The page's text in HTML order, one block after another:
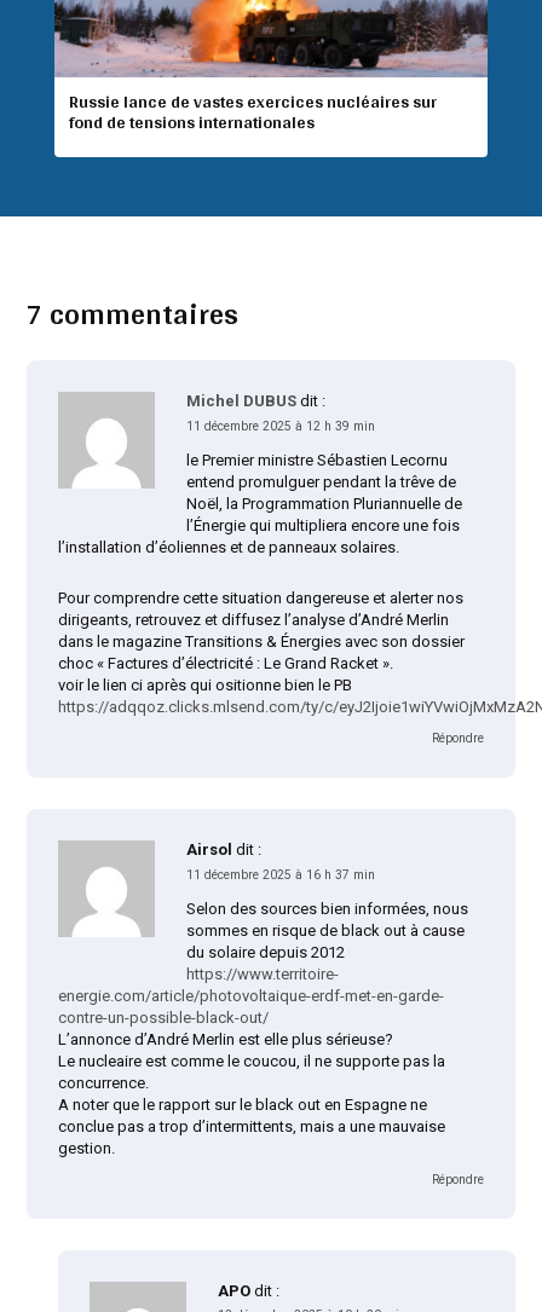
Russie lance de vastes exercices nucléaires sur
fond de tensions internationales
7 commentaires
Michel DUBUS dit :
11 décembre 2025 à 12 h 39 min
le Premier ministre Sébastien Lecornu
entend promulguer pendant la trêve de
Noël, la Programmation Pluriannuelle de
l’Énergie qui multipliera encore une fois
l’installation d’éoliennes et de panneaux solaires.
Pour comprendre cette situation dangereuse et alerter nos
dirigeants, retrouvez et diffusez l’analyse d’André Merlin
dans le magazine Transitions & Énergies avec son dossier
choc « Factures d’électricité : Le Grand Racket ».
voir le lien ci après qui ositionne bien le PB
https://adqqoz.clicks.mlsend.com/ty/c/
Répondre
Airsol dit :
11 décembre 2025 à 16 h 37 min
Selon des sources bien informées, nous
sommes en risque de black out à cause
du solaire depuis 2012
https://www.territoire-
energie.com/article/photovoltaique-erdf-met-en-garde-
contre-un-possible-black-out/
L’annonce d’André Merlin est elle plus sérieuse?
Le nucleaire est comme le coucou, il ne supporte pas la
concurrence.
A noter que le rapport sur le black out en Espagne ne
conclue pas a trop d’intermittents, mais a une mauvaise
gestion.
Répondre
APO dit :